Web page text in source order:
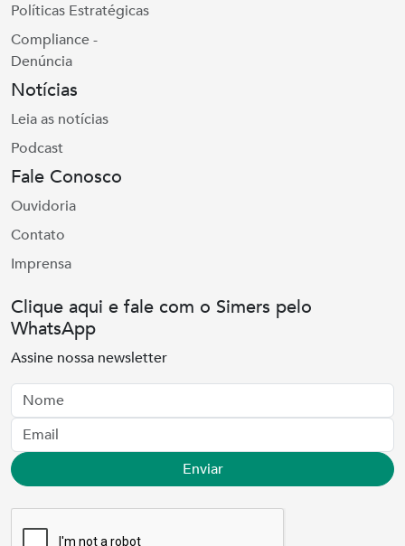
Políticas Estratégicas
Compliance -
Denúncia
Notícias
Leia as notícias
Podcast
Fale Conosco
Ouvidoria
Contato
Imprensa
Clique aqui e fale com o Simers pelo
WhatsApp
Assine nossa newsletter
Nome
Email
Enviar